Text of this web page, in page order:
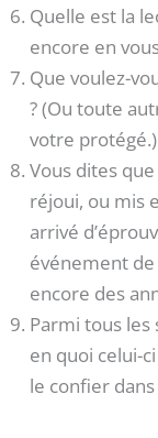
Quelle est la
encore en
Que voulez-
? (Ou toute
votre protégé.)
Vous dites
réjoui, ou mis
arrivé
événement
encore des
Parmi tous
en quoi celui-
le confier